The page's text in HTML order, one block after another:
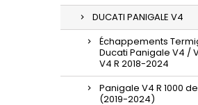
DUCATI PANIGALE V4
Échappements
Ducati Panigale V4 /
V4 R 2018-2024
Panigale V4 R 1000 de
(2019-2024)